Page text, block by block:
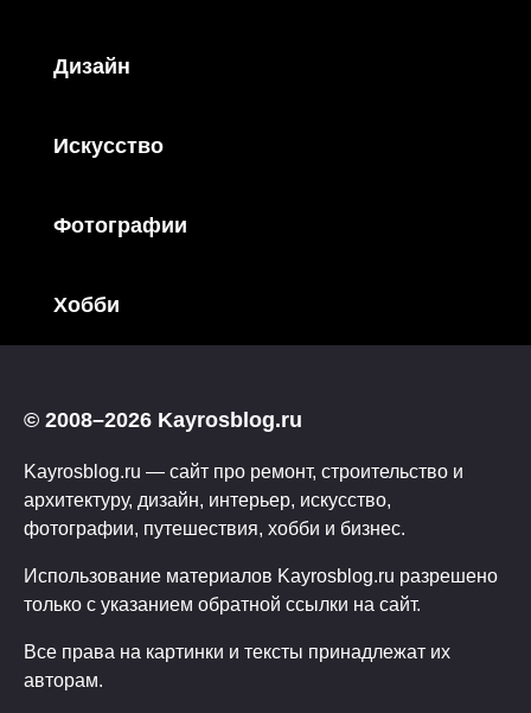
Дизайн
Искусство
Фотографии
Хобби
© 2008–2026 Kayrosblog.ru
Kayrosblog.ru — сайт про ремонт, строительство и
архитектуру, дизайн, интерьер, искусство,
фотографии, путешествия, хобби и бизнес.
Использование материалов Kayrosblog.ru разрешено
только с указанием обратной ссылки на сайт.
Все права на картинки и тексты принадлежат их
авторам.